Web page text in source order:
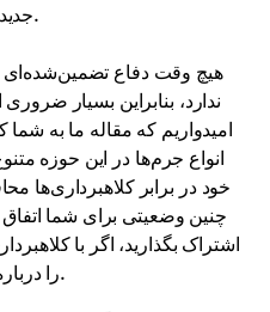
جدید و مفید برای خود دریافت کنید.
هیچ وقت دفاع تضمین‌شده‌ای
ندارد، بنابراین بسیار
امیدواریم که مقاله ما به
انواع جرم‌ها در این حوزه
خود در برابر کلاهبرداری‌ها
چنین وضعیتی برای شما اتفاق
اشتراک بگذارید، اگر با
را درباره این موضوع با ما درمیان بگذارید.